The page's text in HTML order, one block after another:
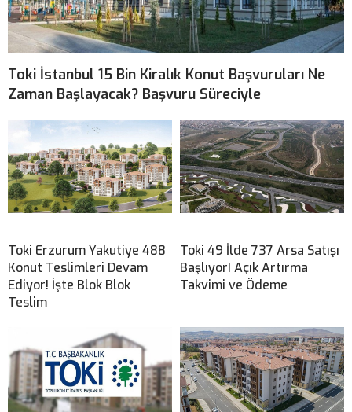
Toki İstanbul 15 Bin Kiralık Konut Başvuruları Ne
Zaman Başlayacak? Başvuru Süreciyle
Toki Erzurum Yakutiye 488
Konut Teslimleri Devam
Ediyor! İşte Blok Blok
Teslim
Toki 49 İlde 737 Arsa Satışı
Başlıyor! Açık Artırma
Takvimi ve Ödeme